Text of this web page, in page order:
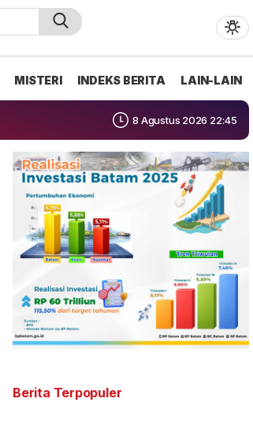
MISTERI INDEKS BERITA LAIN-LAIN
8 Agustus 2026 22:45
Berita Terpopuler